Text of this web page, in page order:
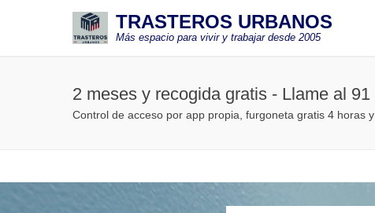
TRASTEROS URBANOS
Más espacio para vivir y trabajar desde 2005
2 meses y recogida gratis - Llame al
Control de acceso por app propia, furgoneta gratis 4 horas